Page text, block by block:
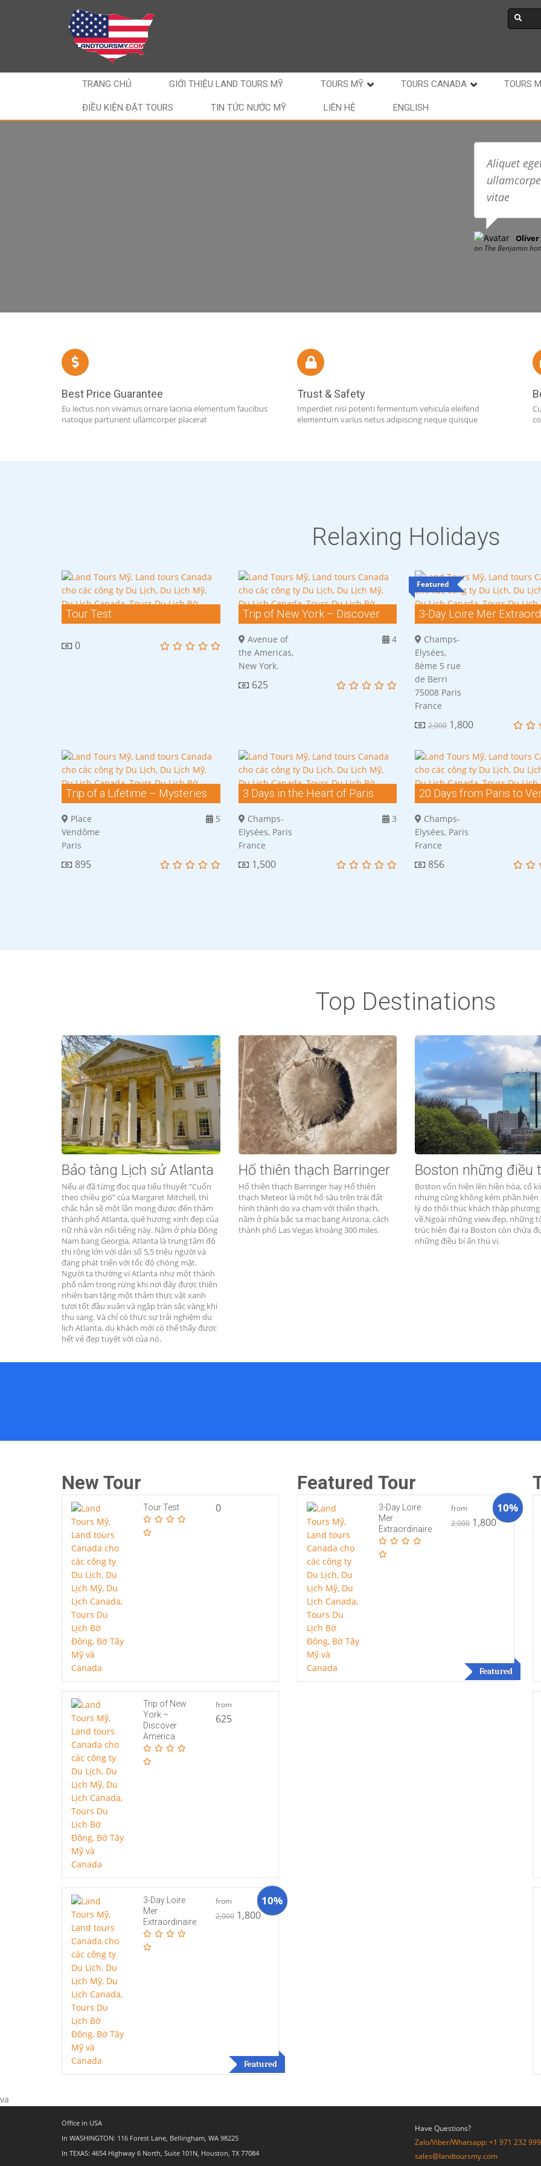
TRANG CHỦ GIỚI THIỆU LAND TOURS MỸ TOURS MỸ TOURS CANADA TOURS
ĐIỀU KIỆN ĐẶT TOURS TIN TỨC NƯỚC MỸ LIÊN HỆ ENGLISH
Aliquet
vitae
Oliver
on The Benjamin
Best Price Guarantee
Eu lectus non vivamus ornare lacinia elementum faucibus
natoque parturient ullamcorper placerat
Trust & Safety
Imperdiet nisi potenti fermentum vehicula eleifend
elementum varius netus adipiscing neque quisque
Relaxing Holidays
Tour Test
0
Trip of New York – Discover
America
Avenue of
the Americas,
New York.
4
625
Featured
3-Day Loire Mer
Champs-
Elysées,
8ème 5 rue
de Berri
75008 Paris
France
2,000 1,800
Trip of a Lifetime – Mysteries
of Peru
Place
Vendôme
Paris
5
895
3 Days in the Heart of Paris
Champs-
Elysées, Paris
France
3
1,500
20 Days from Paris to
Champs-
Elysées, Paris
France
856
Top Destinations
Bảo tàng Lịch sử Atlanta
Nếu ai đã từng đọc qua tiểu thuyết “Cuốn
theo chiều gió” của Margaret Mitchell, thì
chắc hẳn sẽ một lần mong được đến thăm
thành phố Atlanta, quê hương xinh đẹp của
nữ nhà văn nổi tiếng này. Nằm ở phía Đông
Nam bang Georgia, Atlanta là trung tâm đô
thị rộng lớn với dân số 5,5 triệu người và
đang phát triển với tốc độ chóng mặt.
Người ta thường ví Atlanta như một thành
phố nằm trong rừng khi nơi đây được thiên
nhiên ban tặng một thảm thực vật xanh
tươi tốt đầu xuân và ngập tràn sắc vàng khi
thu sang. Và chỉ có thực sự trải nghiệm du
lịch Atlanta, du khách mới có thể thấy được
hết vẻ đẹp tuyệt vời của nó.
Hố thiên thạch Barringer
Hố thiên thạch Barringer hay Hố thiên
thạch Meteor là một hố sâu trên trái đất
hình thành do va chạm với thiên thạch,
nằm ở phía bắc sa mạc bang Arizona, cách
thành phố Las Vegas khoảng 300 miles.
Boston những điều
Boston vốn hiện lên hiền hòa, cổ
nhưng cũng không kém phần hiện
lý do thôi thúc khách thập
về.Ngoài những view đẹp, những
trúc hiện đại ra Boston còn chứa
những điều bí ẩn thú vị.
New Tour
Tour Test 0
Trip of New
York –
Discover
America
from
625
Featured
3-Day Loire
Mer
Extraordinaire
from
2,0001,800
10%
Featured Tour
Featured
3-Day Loire
Mer
Extraordinaire
from
2,0001,800
10%
va
Office in USA
In WASHINGTON: 116 Forest Lane, Bellingham, WA 98225
In TEXAS: 4654 Highway 6 North, Suite 101N, Houston, TX 77084
Have Questions?
Zalo/Viber/Whatsapp: +1 971 232
sales@landtoursmy.com